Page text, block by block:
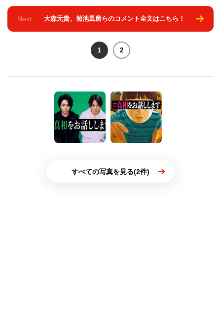
Next 大森元貴、菊池風磨らのコメント全文はこちら！
1 2
すべての写真を見る(2件)